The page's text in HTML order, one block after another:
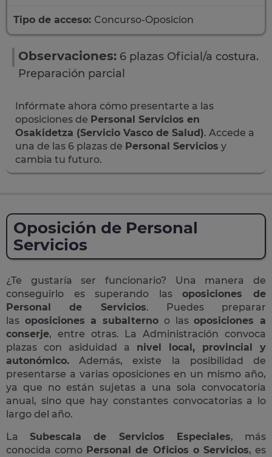
Tipo de acceso: Concurso-Oposicion
Observaciones: 6 plazas Oficial/a costura.
Preparación parcial
Infórmate ahora cómo presentarte a las
oposiciones de Personal Servicios en
Osakidetza (Servicio Vasco de Salud). Accede a
una de las 6 plazas de Personal Servicios y
cambia tu futuro.
Oposición de Personal
Servicios
¿Te gustaría ser funcionario? Una manera de
conseguirlo es superando lasoposiciones de
Personal de Servicios. Puedes preparar
las oposiciones a subalterno o lasoposiciones a
conserje, entre otras. La Administración convoca
plazas con asiduidad a nivel local, provincial y
autonómico. Además, existe la posibilidad de
presentarse a varias oposiciones en un mismo año,
ya que no están sujetas a una sola convocatoria
anual, sino que hay constantes convocatorias a lo
largo del año.
LaSubescala de Servicios Especiales, más
conocida como Personal de Oficios o Servicios, es